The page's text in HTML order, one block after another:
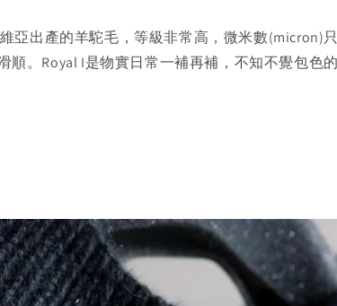
亞出產的羊駝毛，等級非常高，微米數(micron)
。Royal I是物實日常一補再補，不知不覺包色